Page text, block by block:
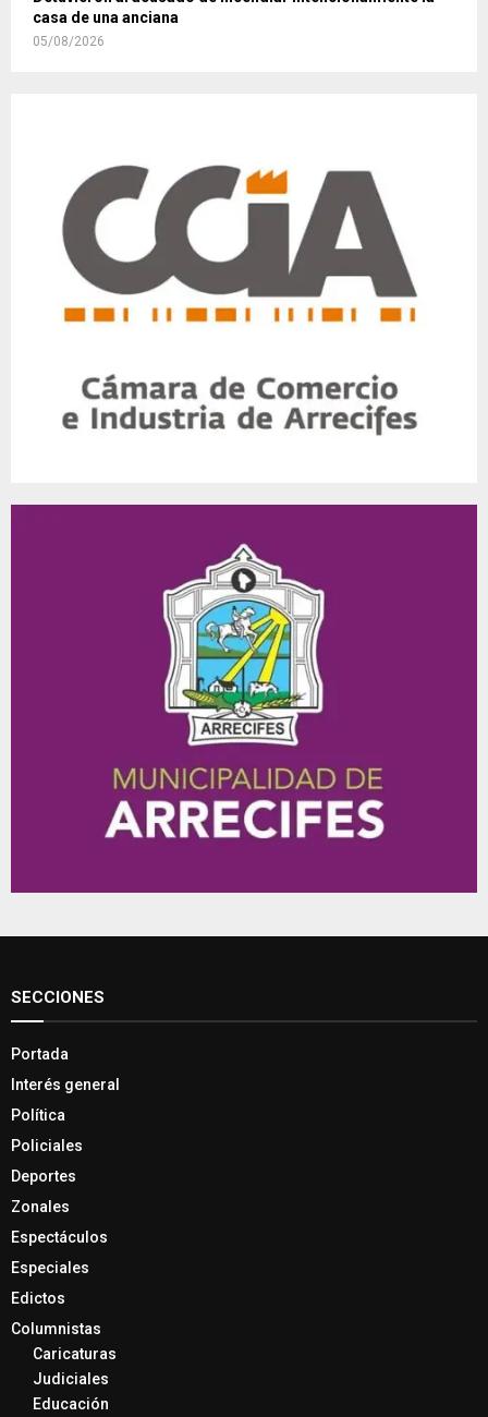
casa de una anciana
05/08/2026
SECCIONES
Portada
Interés general
Política
Policiales
Deportes
Zonales
Espectáculos
Especiales
Edictos
Columnistas
Caricaturas
Judiciales
Educación